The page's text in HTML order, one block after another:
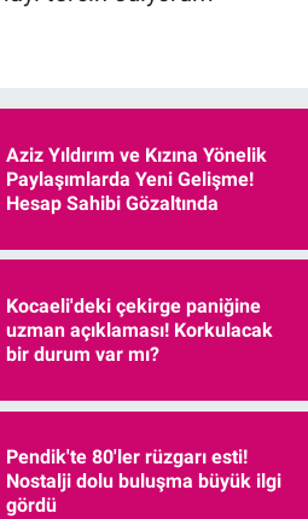
Aziz Yıldırım ve Kızına Yönelik
Paylaşımlarda Yeni Gelişme!
Hesap Sahibi Gözaltında
Kocaeli'deki çekirge paniğine
uzman açıklaması! Korkulacak
bir durum var mı?
Pendik'te 80'ler rüzgarı esti!
Nostalji dolu buluşma büyük ilgi
gördü